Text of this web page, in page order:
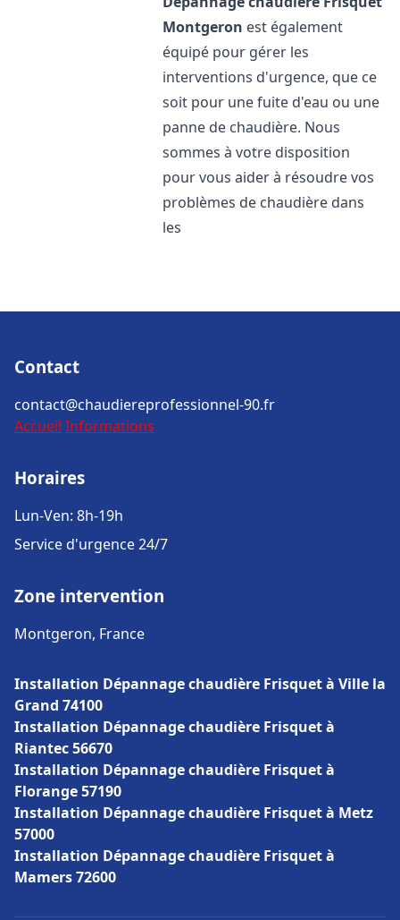
Montgeron est également
équipé pour gérer les
interventions d'urgence, que ce
soit pour une fuite d'eau ou une
panne de chaudière. Nous
sommes à votre disposition
pour vous aider à résoudre vos
problèmes de chaudière dans
les
Contact
contact@chaudiereprofessionnel-90.fr
Accueil Informations
Horaires
Lun-Ven: 8h-19h
Service d'urgence 24/7
Zone intervention
Montgeron, France
Installation Dépannage chaudière Frisquet à Ville la
Grand 74100
Installation Dépannage chaudière Frisquet à
Riantec 56670
Installation Dépannage chaudière Frisquet à
Florange 57190
Installation Dépannage chaudière Frisquet à Metz
57000
Installation Dépannage chaudière Frisquet à
Mamers 72600